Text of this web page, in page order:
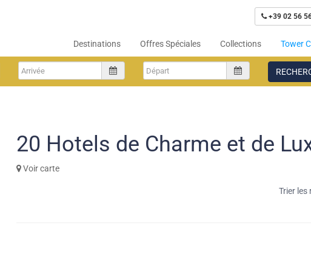
+39 02 56
Destinations Offres Spéciales Collections Tower
20 Hotels de Charme et de
Voir carte
Trier les